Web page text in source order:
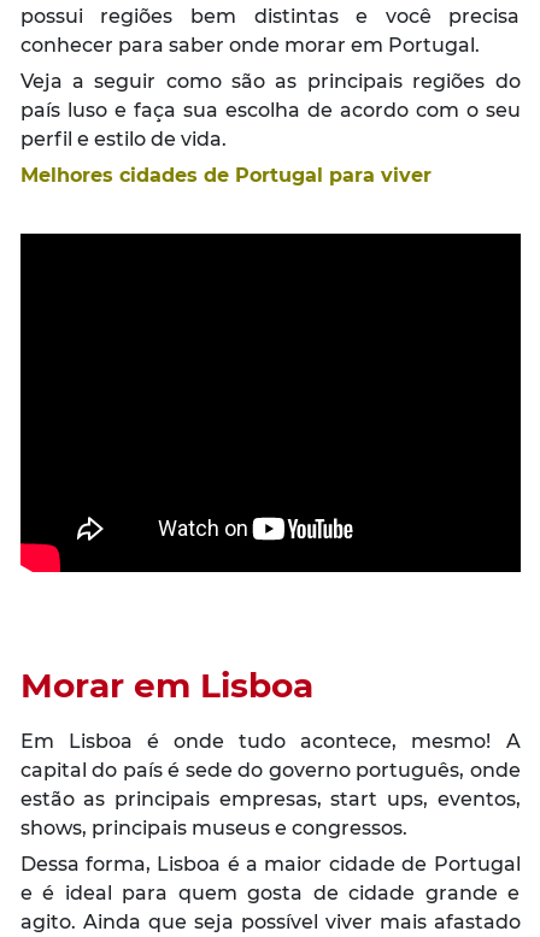
possui regiões bem distintas e você precisa
conhecer para saber onde morar em Portugal.
Veja a seguir como são as principais regiões do
país luso e faça sua escolha de acordo com o seu
perfil e estilo de vida.
Melhores cidades de Portugal para viver
Morar em Lisboa
Em Lisboa é onde tudo acontece, mesmo! A
capital do país é sede do governo português, onde
estão as principais empresas,start ups, eventos,
shows, principais museus e congressos.
Dessa forma, Lisboa é a maior cidade de Portugal
e é ideal para quem gosta de cidade grande e
agito. Ainda que seja possível viver mais afastado